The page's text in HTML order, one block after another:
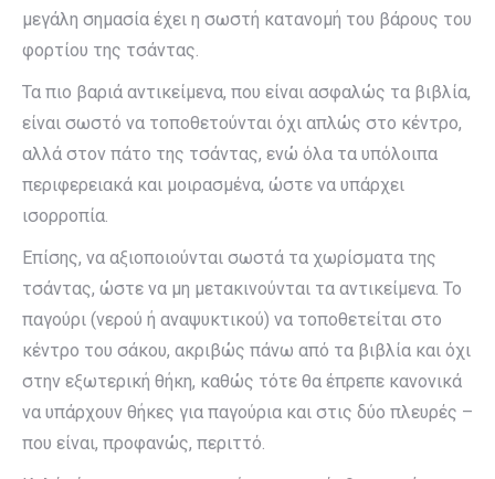
μεγάλη σημασία έχει η σωστή κατανομή του βάρους του
φορτίου της τσάντας.
Τα πιο βαριά αντικείμενα, που είναι ασφαλώς τα βιβλία,
είναι σωστό να τοποθετούνται όχι απλώς στο κέντρο,
αλλά στον πάτο της τσάντας, ενώ όλα τα υπόλοιπα
περιφερειακά και μοιρασμένα, ώστε να υπάρχει
ισορροπία.
Επίσης, να αξιοποιούνται σωστά τα χωρίσματα της
τσάντας, ώστε να μη μετακινούνται τα αντικείμενα. Το
παγούρι (νερού ή αναψυκτικού) να τοποθετείται στο
κέντρο του σάκου, ακριβώς πάνω από τα βιβλία και όχι
στην εξωτερική θήκη, καθώς τότε θα έπρεπε κανονικά
να υπάρχουν θήκες για παγούρια και στις δύο πλευρές –
που είναι, προφανώς, περιττό.